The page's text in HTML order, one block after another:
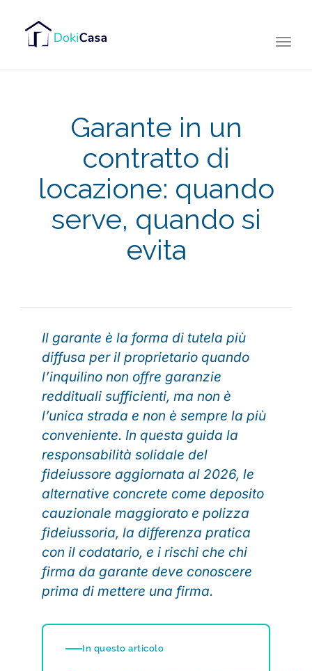
Garante in un
contratto di
locazione: quando
serve, quando si
evita
Il garante è la forma di tutela più
diffusa per il proprietario quando
l’inquilino non offre garanzie
reddituali sufficienti, ma non è
l’unica strada e non è sempre la più
conveniente. In questa guida la
responsabilità solidale del
fideiussore aggiornata al 2026, le
alternative concrete come deposito
cauzionale maggiorato e polizza
fideiussoria, la differenza pratica
con il codatario, e i rischi che chi
firma da garante deve conoscere
prima di mettere una firma.
In questo articolo